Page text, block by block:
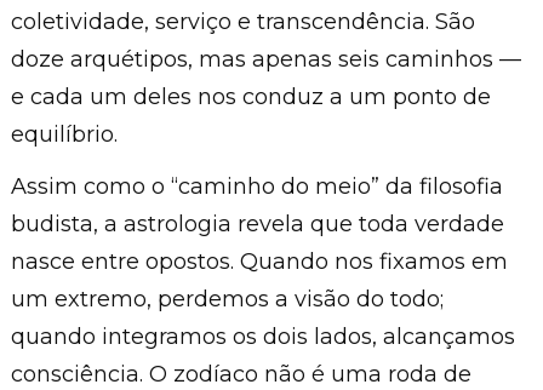
coletividade, serviço e transcendência. São
doze arquétipos, mas apenas seis caminhos —
e cada um deles nos conduz a um ponto de
equilíbrio.
Assim como o “caminho do meio” da filosofia
budista, a astrologia revela que toda verdade
nasce entre opostos. Quando nos fixamos em
um extremo, perdemos a visão do todo;
quando integramos os dois lados, alcançamos
consciência. O zodíaco não é uma roda de